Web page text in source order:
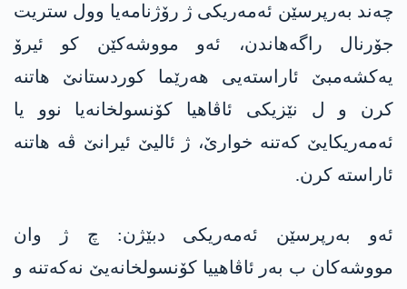
چەند بەرپرسێن ئه‌مه‌ریكی ژ رۆژنامەیا وول ستریت
جۆرنال راگه‌هاندن، ئەو مووشەکێن کو ئیرۆ
یەکشەمبێ ئاراستەیی هەرێما کوردستانێ هاتنە
کرن و ل نێزیکی ئاڤاهیا کۆنسولخانەیا نوو یا
ئه‌مه‌ریكایێ کەتنە خوارێ، ژ ئالیێ ئیرانێ ڤە هاتنە
ئاراستە کرن.
ئەو بەرپرسێن ئه‌مه‌ریكی دبێژن: چ ژ وان
مووشەکان ب بەر ئاڤاهییا کۆنسولخانەیێ نەکەتنە و